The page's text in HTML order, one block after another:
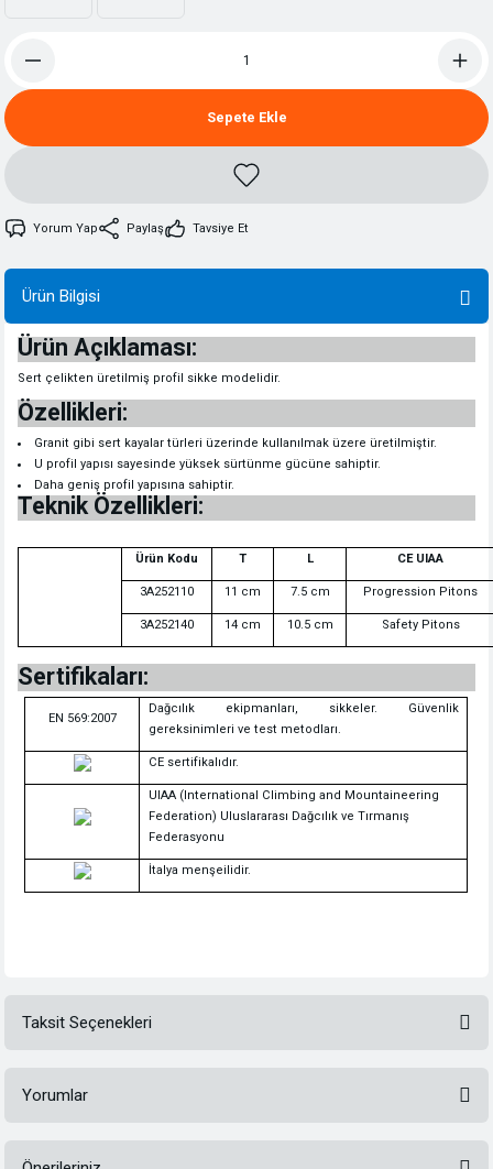
Sepete Ekle
Yorum Yap Paylaş Tavsiye Et
Ürün Bilgisi
Ürün Açıklaması:
Sert çelikten üretilmiş profil sikke modelidir.
Özellikleri:
Granit gibi sert kayalar türleri üzerinde kullanılmak üzere üretilmiştir.
U profil yapısı sayesinde yüksek sürtünme gücüne sahiptir.
Daha geniş profil yapısına sahiptir.
Teknik Özellikleri:
Ürün Kodu T L CE UIAA
3A252110 11 cm 7.5 cm Progression Pitons
3A252140 14 cm 10.5 cm Safety Pitons
Sertifikaları:
EN 569:2007
Dağcılık ekipmanları, sikkeler. Güvenlik
gereksinimleri ve test metodları.
CE sertifikalıdır.
UIAA (International Climbing and Mountaineering
Federation) Uluslararası Dağcılık ve Tırmanış
Federasyonu
İtalya menşeilidir.
Taksit Seçenekleri
Yorumlar